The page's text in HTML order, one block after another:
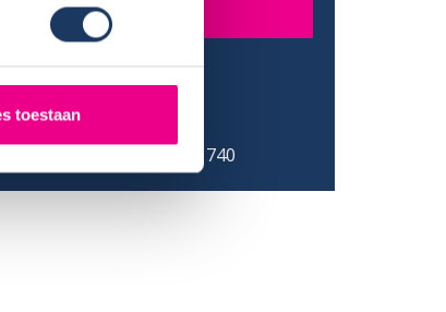
toestaan
JPG
15-06-2018
Burstner Nexxo T 740